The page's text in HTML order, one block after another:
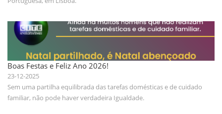
Boas Festas e Feliz Ano 2026!
23-12-2025
Sem uma partilha equilibrada das tarefas domésticas e de cuidado
familiar, não pode haver verdadeira Igualdade.